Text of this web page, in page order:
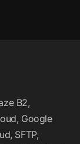
B2,
Google
SFTP,